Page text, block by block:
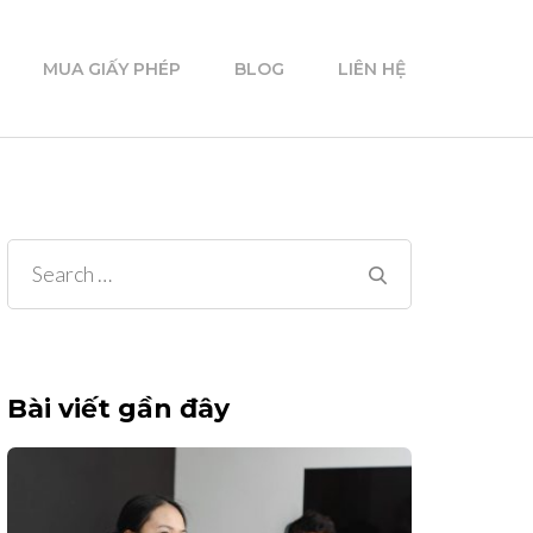
MUA GIẤY PHÉP BLOG LIÊN HỆ
Search
for:
Bài viết gần đây